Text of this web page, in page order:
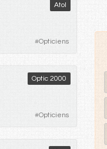
Atol
#Opticiens
Optic 2000
#Opticiens